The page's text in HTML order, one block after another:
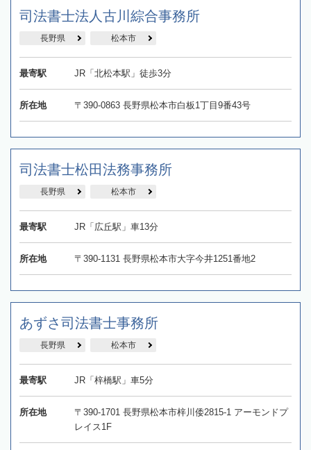
司法書士法人古川綜合事務所
長野県 松本市
最寄駅 JR「北松本駅」徒歩3分
所在地 〒390-0863 長野県松本市白板1丁目9番43号
司法書士松田法務事務所
長野県 松本市
最寄駅 JR「広丘駅」車13分
所在地 〒390-1131 長野県松本市大字今井1251番地2
あずさ司法書士事務所
長野県 松本市
最寄駅 JR「梓橋駅」車5分
所在地
〒390-1701 長野県松本市梓川倭2815-1 アーモンドプ
レイス1F